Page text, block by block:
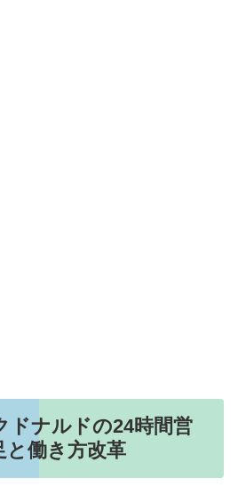
ドナルドの24時間営
と働き方改革